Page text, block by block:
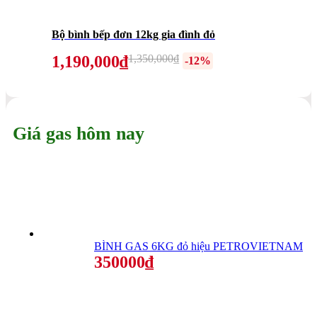
Bộ bình bếp đơn 12kg gia đình đỏ
1,190,000₫1,350,000₫ -12%
Giá gas hôm nay
BÌNH GAS 6KG đỏ hiệu PETROVIETNAM
350000₫